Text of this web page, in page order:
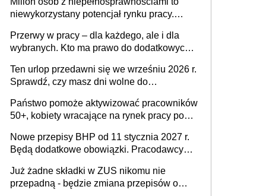
niewykorzystany potencjał rynku pracy.
dofinansowań czy refundacji, ale bariery po
stronie systemu i świadomości
pracodawców [WYWIAD]
Przerwy w pracy – dla każdego, ale i dla
wybranych. Kto ma prawo do dodatkowych
Ten urlop przedawni się we wrześniu 2026 r.
Sprawdź, czy masz dni wolne do
Państwo pomoże aktywizować pracowników
50+, kobiety wracające na rynek pracy po
osoby neuroatypowe. Powstanie Fundusz
na rzecz Inkluzywności w Zatrudnianiu?
Nowe przepisy BHP od 11 stycznia 2027 r.
Będą dodatkowe obowiązki. Pracodawcy
Już żadne składki w ZUS nikomu nie
przepadną - będzie zmiana przepisów o